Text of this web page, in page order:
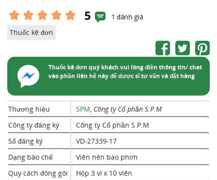
5
1 đánh giá
Thuốc kê đơn
Thuốc kê đơn quý khách vui lòng điền thông tin/ chat
vào phần liên hệ này để dược sĩ tư vấn và đặt hàng
Thương hiệu SPM, Công ty Cổ phần S.P.M
Công ty đăng ký
Công ty Cổ phần S.P.M
Số đăng ký
VD-27339-17
Dạng bào chế
Viên nén bao phim
Quy cách đóng gói
Hộp 3 vỉ x 10 viên